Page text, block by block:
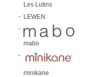
Les Lutins
LEWEN
mabo
minikane